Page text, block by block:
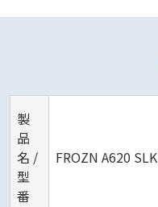
製
品
名 /
型
番
FROZN A620 SLK